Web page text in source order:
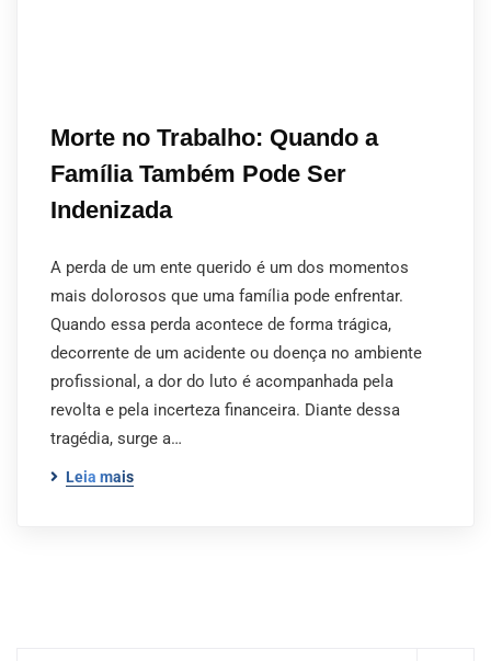
Morte no Trabalho: Quando a
Família Também Pode Ser
Indenizada
A perda de um ente querido é um dos momentos
mais dolorosos que uma família pode enfrentar.
Quando essa perda acontece de forma trágica,
decorrente de um acidente ou doença no ambiente
profissional, a dor do luto é acompanhada pela
revolta e pela incerteza financeira. Diante dessa
tragédia, surge a…
Leia mais